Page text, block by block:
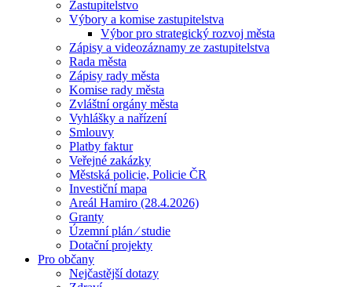
Zastupitelstvo
Výbory a komise zastupitelstva
Výbor pro strategický rozvoj města
Zápisy a videozáznamy ze zastupitelstva
Rada města
Zápisy rady města
Komise rady města
Zvláštní orgány města
Vyhlášky a nařízení
Smlouvy
Platby faktur
Veřejné zakázky
Městská policie, Policie ČR
Investiční mapa
Areál Hamiro (28.4.2026)
Granty
Územní plán ⁄ studie
Dotační projekty
Pro občany
Nejčastější dotazy